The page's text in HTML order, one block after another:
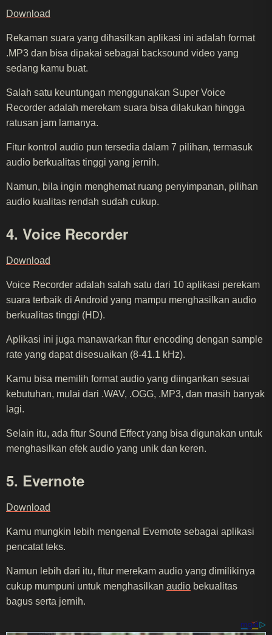
Download
Rekaman suara yang dihasilkan aplikasi ini adalah format
.MP3 dan bisa dipakai sebagai backsound video yang
sedang kamu buat.
Salah satu keuntungan menggunakan Super Voice
Recorder adalah merekam suara bisa dilakukan hingga
ratusan jam lamanya.
Fitur kontrol audio pun tersedia dalam 7 pilihan, termasuk
audio berkualitas tinggi yang jernih.
Namun, bila ingin menghemat ruang penyimpanan, pilihan
audio kualitas rendah sudah cukup.
4. Voice Recorder
Download
Voice Recorder adalah salah satu dari 10 aplikasi perekam
suara terbaik di Android yang mampu menghasilkan audio
berkualitas tinggi (HD).
Aplikasi ini juga manawarkan fitur encoding dengan sample
rate yang dapat disesuaikan (8-41.1 kHz).
Kamu bisa memilih format audio yang diingankan sesuai
kebutuhan, mulai dari .WAV, .OGG, .MP3, dan masih banyak
lagi.
Selain itu, ada fitur Sound Effect yang bisa digunakan untuk
menghasilkan efek audio yang unik dan keren.
5. Evernote
Download
Kamu mungkin lebih mengenal Evernote sebagai aplikasi
pencatat teks.
Namun lebih dari itu, fitur merekam audio yang dimilikinya
cukup mumpuni untuk menghasilkan audio bekualitas
bagus serta jernih.